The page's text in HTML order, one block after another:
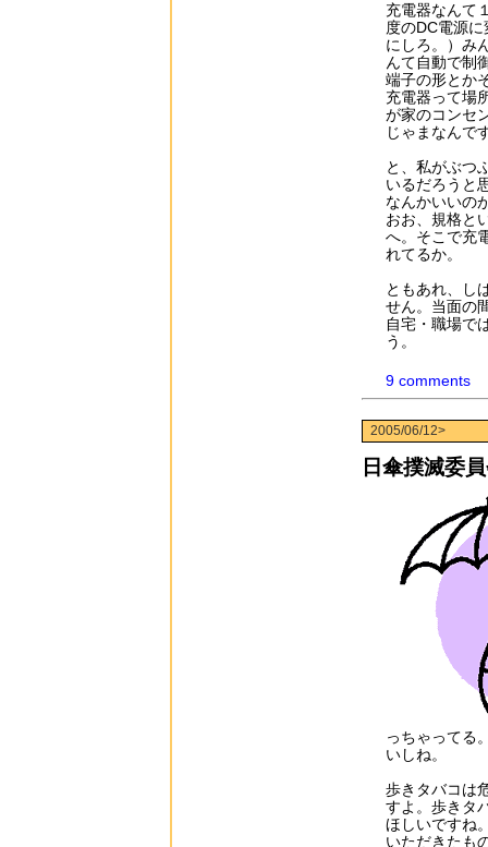
充電器なんて
度のDC電源
にしろ。）み
んて自動で制
端子の形とか
充電器って場
が家のコンセ
じゃまなんで
と、私がぶつ
いるだろうと
なんかいいの
おお、規格と
へ。そこで充
れてるか。
ともあれ、し
せん。当面の
自宅・職場で
う。
9 comments
2005/06/12>
日傘撲滅委
っちゃってる
いしね。
歩きタバコは
すよ。歩きタ
ほしいですね
いただきたも